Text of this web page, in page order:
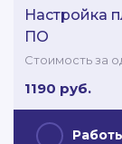
Настройка
ПО
Стоимость за
1190 руб.